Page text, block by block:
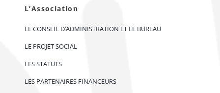
L’Association
LE CONSEIL D’ADMINISTRATION ET LE BUREAU
LE PROJET SOCIAL
LES STATUTS
LES PARTENAIRES FINANCEURS